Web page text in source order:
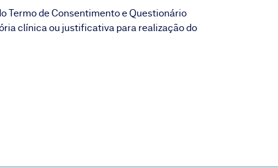
Termo de Consentimento e Questionário
clínica ou justificativa para realização do